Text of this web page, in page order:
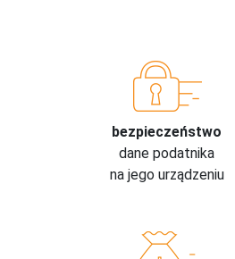
bezpieczeństwo
dane podatnika
na jego urządzeniu